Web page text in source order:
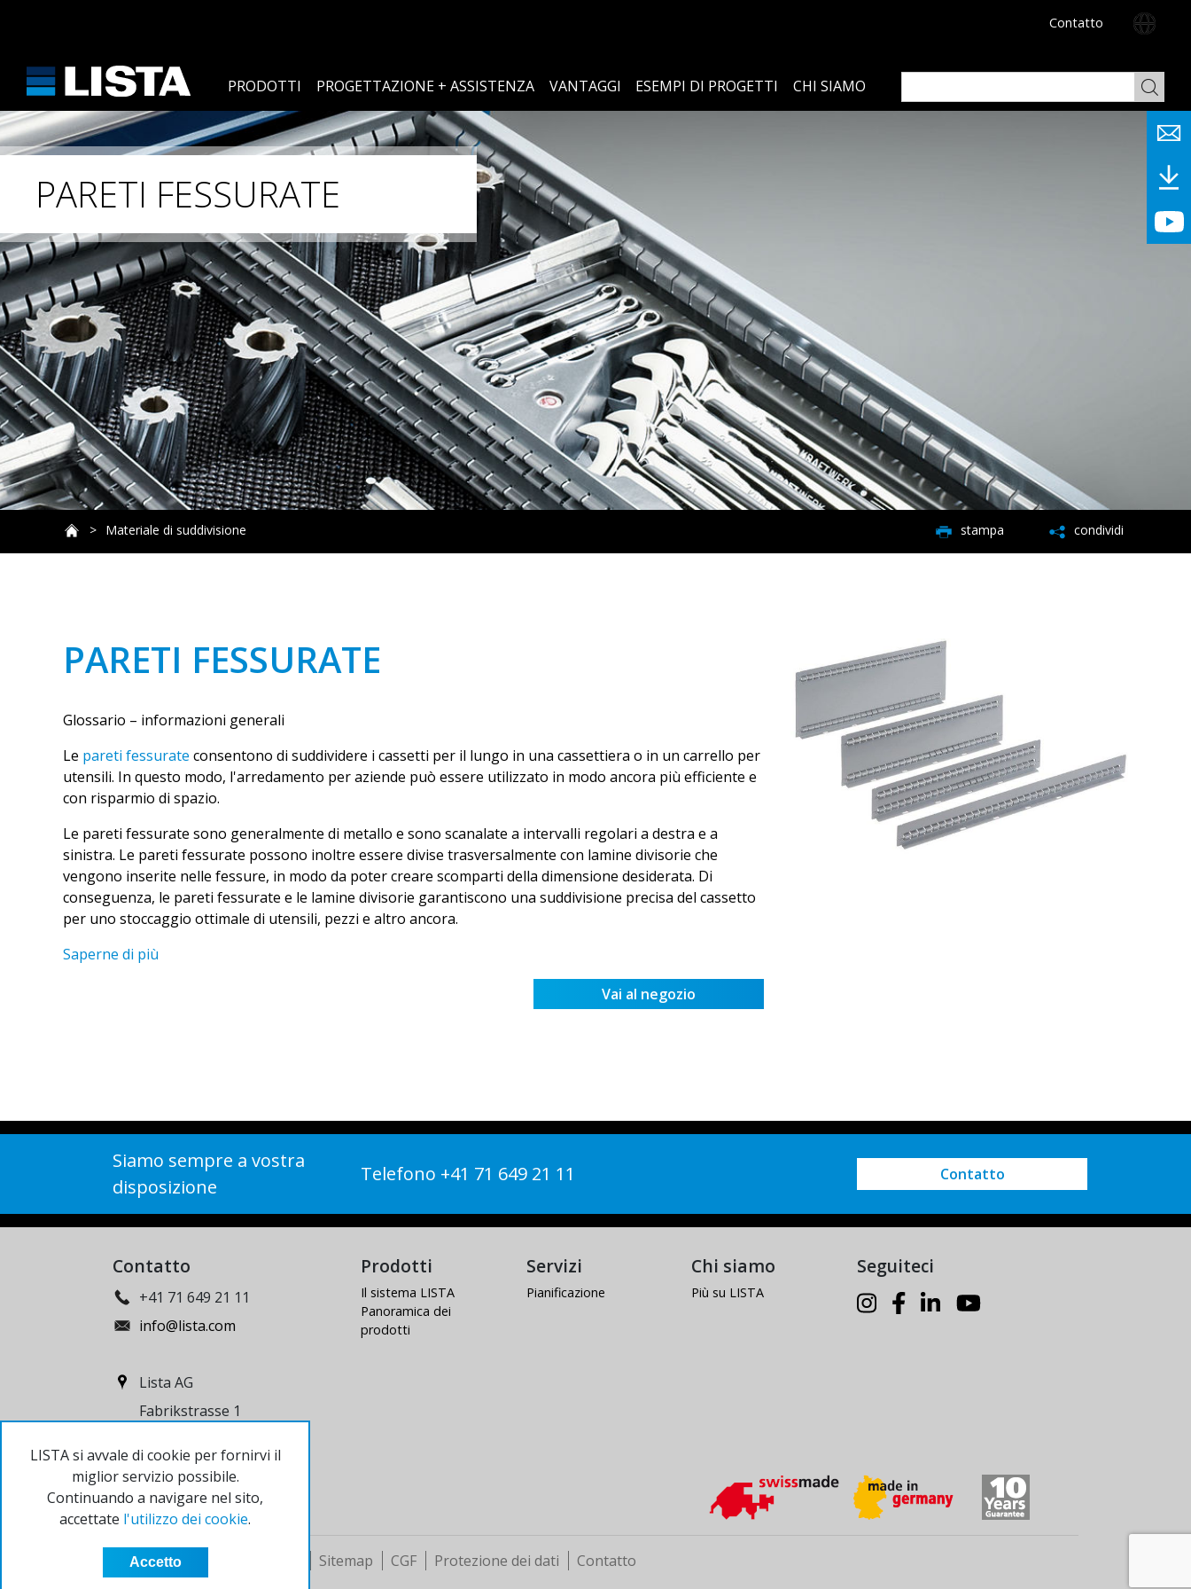
LISTA si avvale di cookie per fornirvi il
miglior servizio possibile.
Continuando a navigare nel sito,
accettate l'utilizzo dei cookie.
Accetto
Contatto
PRODOTTI PROGETTAZIONE + ASSISTENZA VANTAGGI ESEMPI DI PROGETTI CHI SIAMO
PARETI FESSURATE
Materiale di suddivisione stampa condividi
PARETI FESSURATE
Glossario – informazioni generali
Le pareti fessurate consentono di suddividere i cassetti per il lungo in una cassettiera o in un carrello per
utensili. In questo modo, l'arredamento per aziende può essere utilizzato in modo ancora più efficiente e
con risparmio di spazio.
Le pareti fessurate sono generalmente di metallo e sono scanalate a intervalli regolari a destra e a
sinistra. Le pareti fessurate possono inoltre essere divise trasversalmente con lamine divisorie che
vengono inserite nelle fessure, in modo da poter creare scomparti della dimensione desiderata. Di
conseguenza, le pareti fessurate e le lamine divisorie garantiscono una suddivisione precisa del cassetto
per uno stoccaggio ottimale di utensili, pezzi e altro ancora.
Saperne di più
Vai al negozio
Siamo sempre a vostra
disposizione
Telefono +41 71 649 21 11 Contatto
Contatto
+41 71 649 21 11
info@lista.com
Lista AG
Fabrikstrasse 1
Prodotti
Il sistema LISTA
Panoramica dei
prodotti
Servizi
Pianificazione
Chi siamo
Più su LISTA
Seguiteci
© 2024 Lista AG Sitemap CGF Protezione dei dati Contatto